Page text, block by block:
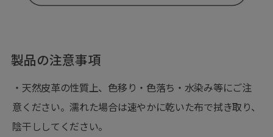
製品の注意事項
・天然皮革の性質上、色移り・色落ち・水染み等にご注
意ください。濡れた場合は速やかに乾いた布で拭き取り、
陰干ししてください。